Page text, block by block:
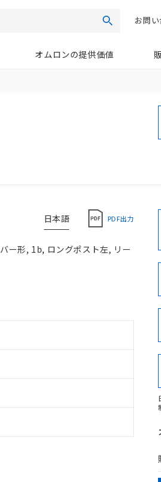
検索お問
オムロンの提供価値
日本語 PDF出力
ー形, 1b, ロングポスト左, リー